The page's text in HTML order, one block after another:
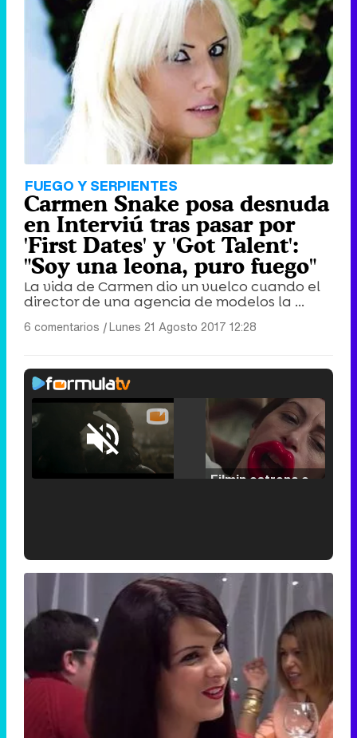
FUEGO Y SERPIENTES
Carmen Snake posa desnuda
en Interviú tras pasar por
'First Dates' y 'Got Talent':
"Soy una leona, puro fuego"
La vida de Carmen dio un vuelco cuando el
director de una agencia de modelos la ...
6 comentarios |Lunes 21 Agosto 2017 12:28
Unmute /
'120 Minutos' celebra sus 2.000 programas en Telemadrid con un vídeo del día a día en la redacción